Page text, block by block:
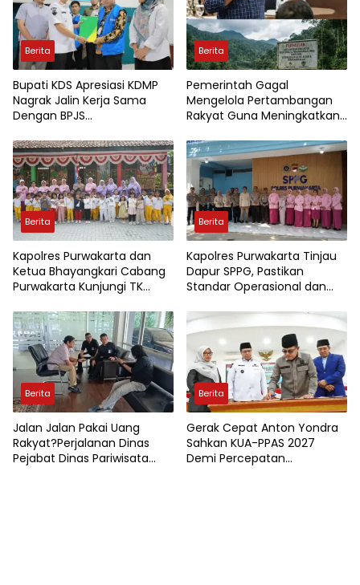
Berita
Bupati KDS Apresiasi KDMP
Nagrak Jalin Kerja Sama
Dengan BPJS
Berita
Pemerintah Gagal
Mengelola Pertambangan
Rakyat Guna Meningkatkan
Berita
Kapolres Purwakarta dan
Ketua Bhayangkari Cabang
Purwakarta Kunjungi TK
Wujudkan Kepedulian
Terhadap Pendidikan Anak
Usia Dini
Berita
Kapolres Purwakarta Tinjau
Dapur SPPG, Pastikan
Standar Operasional dan
Optimal
Berita
Jalan Jalan Pakai Uang
Rakyat?Perjalanan Dinas
Pejabat Dinas Pariwisata
Berita
Gerak Cepat Anton Yondra
Sahkan KUA-PPAS 2027
Demi Percepatan